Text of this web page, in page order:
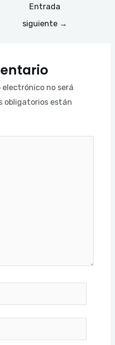
Entrada
siguiente →
electrónico no será
obligatorios están